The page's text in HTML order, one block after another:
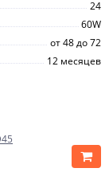
24
60W
от 48 до 72
12 месяцев